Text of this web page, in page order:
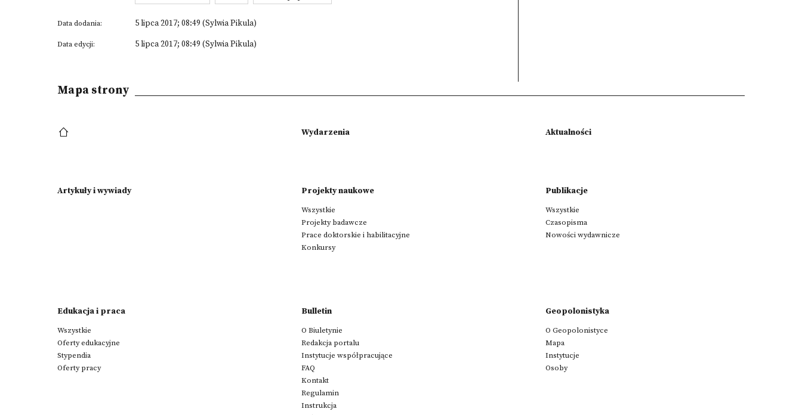
Data dodania: 5 lipca 2017; 08:49 (Sylwia Pikula)
Data edycji: 5 lipca 2017; 08:49 (Sylwia Pikula)
Mapa strony
Wydarzenia Aktualności
Artykuły i wywiady Projekty naukowe
Wszystkie
Projekty badawcze
Prace doktorskie i habilitacyjne
Konkursy
Publikacje
Wszystkie
Czasopisma
Nowości wydawnicze
Edukacja i praca
Wszystkie
Oferty edukacyjne
Stypendia
Oferty pracy
Bulletin
O Biuletynie
Redakcja portalu
Instytucje współpracujące
FAQ
Kontakt
Regulamin
Instrukcja
Geopolonistyka
O Geopolonistyce
Mapa
Instytucje
Osoby